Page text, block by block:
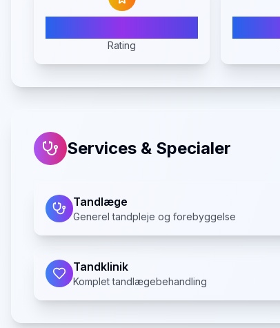
Rating
Services & Specialer
Tandlæge
Generel tandpleje og forebyggelse
Tandklinik
Komplet tandlægebehandling